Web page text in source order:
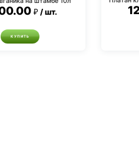
шт.
КУПИТЬ